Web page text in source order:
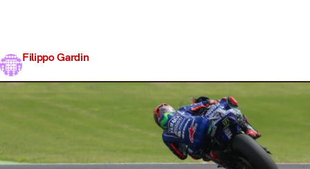
Filippo Gardin